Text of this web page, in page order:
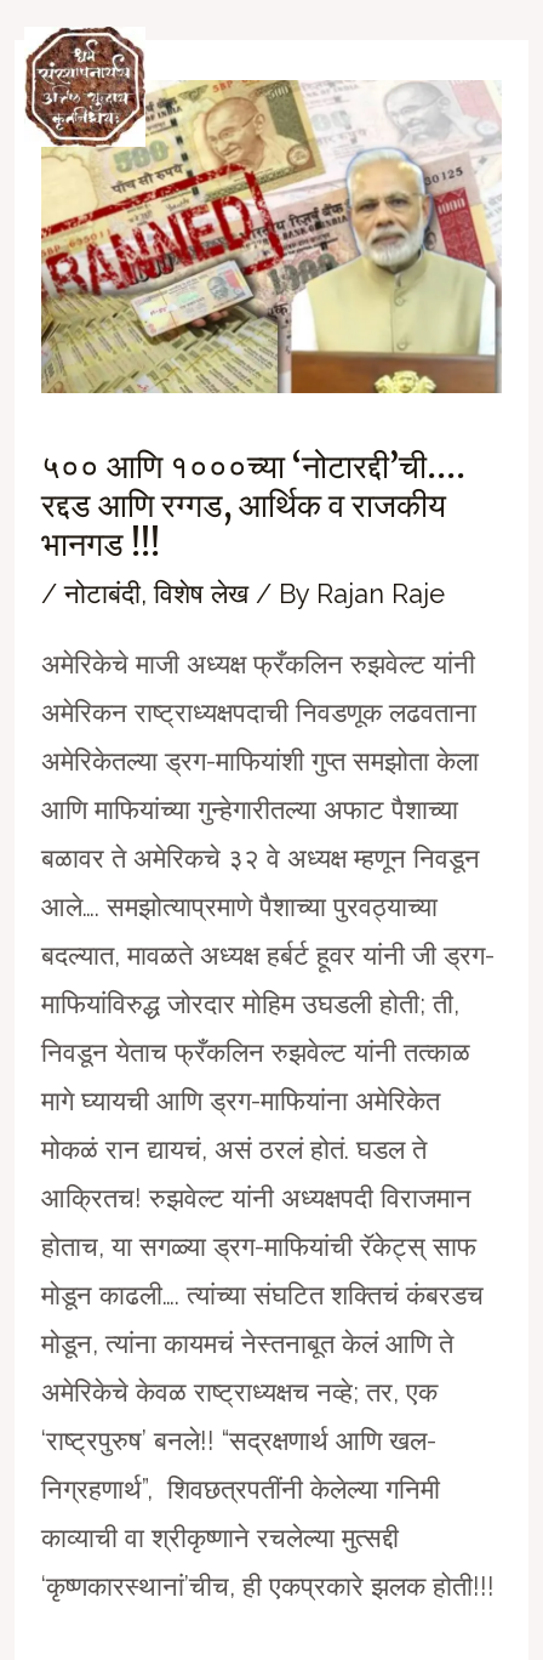
content
५०० आणि १०००च्या ‘नोटारद्दी’ची….
रद्दड आणि रग्गड, आर्थिक व राजकीय
भानगड !!!
/नोटाबंदी,विशेष लेख/ By Rajan Raje
अमेरिकेचे माजी अध्यक्ष फ्रँकलिन रुझवेल्ट यांनी
अमेरिकन राष्ट्राध्यक्षपदाची निवडणूक लढवताना
अमेरिकेतल्या ड्रग-माफियांशी गुप्त समझोता केला
आणि माफियांच्या गुन्हेगारीतल्या अफाट पैशाच्या
बळावर ते अमेरिकचे ३२ वे अध्यक्ष म्हणून निवडून
आले…. समझोत्याप्रमाणे पैशाच्या पुरवठ्याच्या
बदल्यात, मावळते अध्यक्ष हर्बर्ट हूवर यांनी जी ड्रग-
माफियांविरुद्ध जोरदार मोहिम उघडली होती; ती,
निवडून येताच फ्रँकलिन रुझवेल्ट यांनी तत्काळ
मागे घ्यायची आणि ड्रग-माफियांना अमेरिकेत
मोकळं रान द्यायचं, असं ठरलं होतं. घडल ते
आक्रितच! रुझवेल्ट यांनी अध्यक्षपदी विराजमान
होताच, या सगळ्या ड्रग-माफियांची रॅकेट्स् साफ
मोडून काढली…. त्यांच्या संघटित शक्तिचं कंबरडच
मोडून, त्यांना कायमचं नेस्तनाबूत केलं आणि ते
अमेरिकेचे केवळ राष्ट्राध्यक्षच नव्हे; तर, एक
‘राष्ट्रपुरुष’ बनले!! “सद्रक्षणार्थ आणि खल-
निग्रहणार्थ”, शिवछत्रपतींनी केलेल्या गनिमी
काव्याची वा श्रीकृष्णाने रचलेल्या मुत्सद्दी
‘कृष्णकारस्थानां’चीच, ही एकप्रकारे झलक होती!!!